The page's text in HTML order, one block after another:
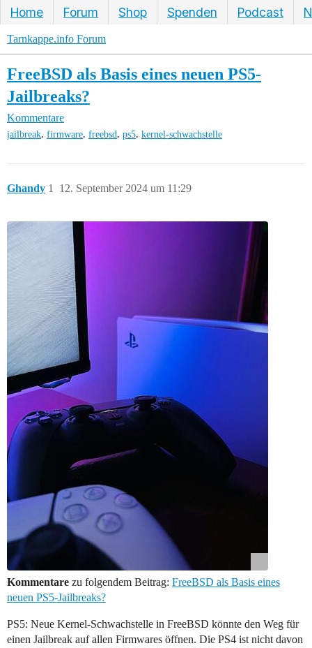
Home Forum Shop Spenden Podcast
Tarnkappe.info Forum
FreeBSD als Basis eines neuen PS5-
Jailbreaks?
Kommentare
jailbreak firmware freebsd ps5 kernel-schwachstelle
Ghandy 12. September 2024 um 11:29
1
Kommentare zu folgendem Beitrag: FreeBSD als Basis eines
neuen PS5-Jailbreaks?
PS5: Neue Kernel-Schwachstelle in FreeBSD könnte den Weg für
einen Jailbreak auf allen Firmwares öffnen. Die PS4 ist nicht davon